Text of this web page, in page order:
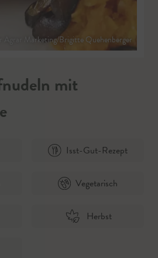
Agrar Marketing/Brigitte Quehenberger
mit
Isst-Gut-Rezept
Vegetarisch
Herbst